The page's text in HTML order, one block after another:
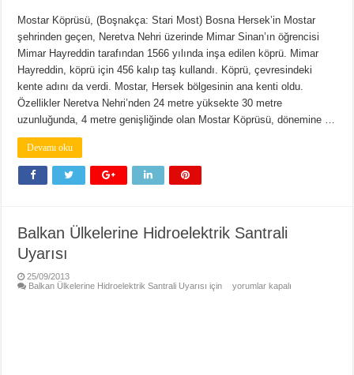
Mostar Köprüsü, (Boşnakça: Stari Most) Bosna Hersek’in Mostar
şehrinden geçen, Neretva Nehri üzerinde Mimar Sinan’ın öğrencisi
Mimar Hayreddin tarafından 1566 yılında inşa edilen köprü. Mimar
Hayreddin, köprü için 456 kalıp taş kullandı. Köprü, çevresindeki
kente adını da verdi. Mostar, Hersek bölgesinin ana kenti oldu.
Özellikler Neretva Nehri’nden 24 metre yüksekte 30 metre
uzunluğunda, 4 metre genişliğinde olan Mostar Köprüsü, dönemine …
Devamı oku
Balkan Ülkelerine Hidroelektrik Santrali
Uyarısı
25/09/2013
Balkan Ülkelerine Hidroelektrik Santrali Uyarısı için
yorumlar kapalı